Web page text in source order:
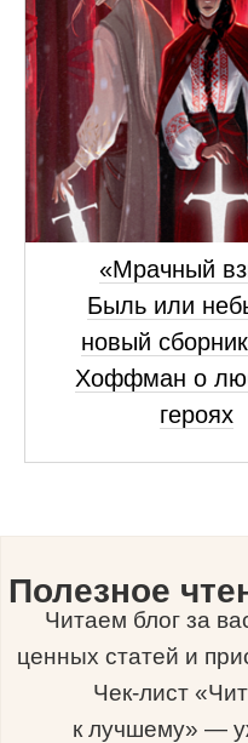
«Мрачный
Быль или
новый
Хоффман о
героях
Полезное
Читаем блог за
ценных статей и
Чек-лист
к лучшему» —